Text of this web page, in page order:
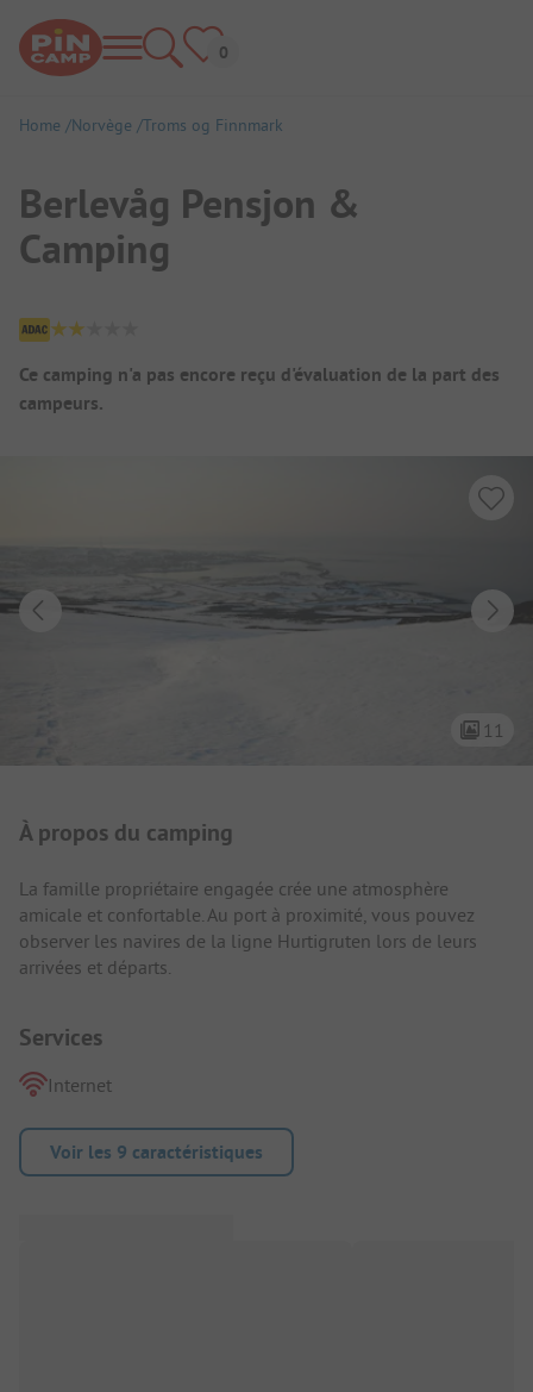
Home Norvège Troms og Finnmark
Berlevåg Pensjon &
Camping
Aperçu du camping
Ce camping n'a pas encore reçu d'évaluation de la part des
campeurs.
11
Présentation du camping
À propos du camping
La famille propriétaire engagée crée une atmosphère
amicale et confortable. Au port à proximité, vous pouvez
observer les navires de la ligne Hurtigruten lors de leurs
arrivées et départs.
Services
Internet
Voir les 9 caractéristiques